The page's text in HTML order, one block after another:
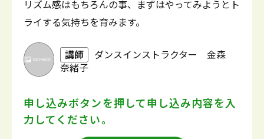
リズム感はもちろんの事、まずはやってみようとト
ライする気持ちを育みます。
講師
ダンスインストラクター 金森
奈緒子
申し込みボタンを押して申し込み内容を入
力してください。